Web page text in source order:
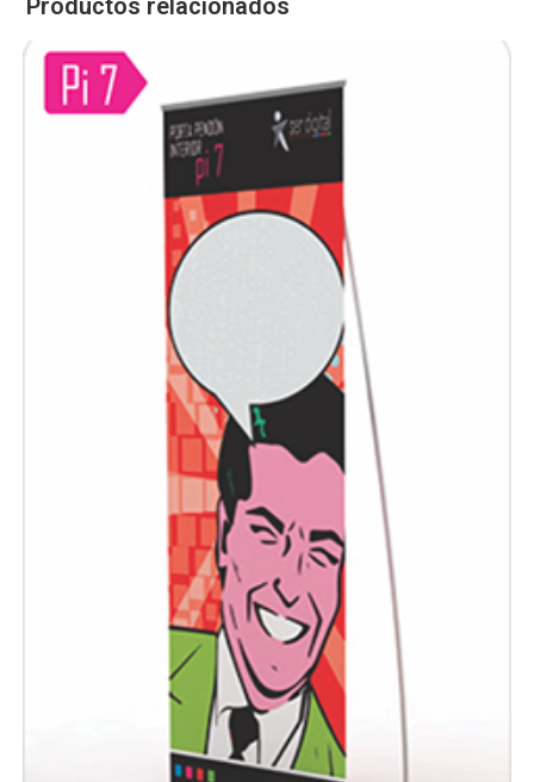
Productos relacionados